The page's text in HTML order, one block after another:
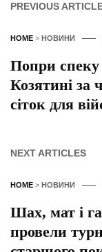
PREVIOUS
HOME > НОВИНИ
Попри спеку
Козятині за
сіток для
NEXT ARTICLES
HOME > НОВИНИ
Шах, мат і
провели